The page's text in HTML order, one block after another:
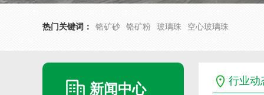
热门关键词： 铬矿砂 铬矿粉 玻璃珠 空心玻璃珠
新闻中心
行业动